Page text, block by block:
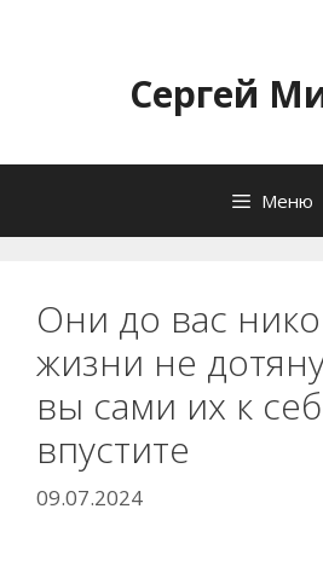
содержимомуСергей
Меню
Они до вас
жизни не
вы сами их к
впустите
09.07.2024